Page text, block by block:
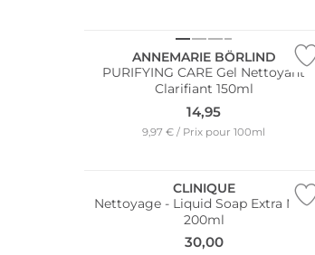
ANNEMARIE BÖRLIND
PURIFYING CARE Gel Nettoyant
Clarifiant 150ml
14,95
9,97 € / Prix pour 100ml
CLINIQUE
Nettoyage - Liquid Soap Extra Mild
200ml
30,00